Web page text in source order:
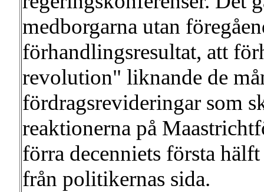
medborgarna utan
förhandlingsresultat, att
revolution" liknande de
fördragsrevideringar som
reaktionerna på
förra decenniets första
från politikernas sida.